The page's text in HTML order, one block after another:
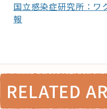
国立感染症研究所：ワ
報
RELATED